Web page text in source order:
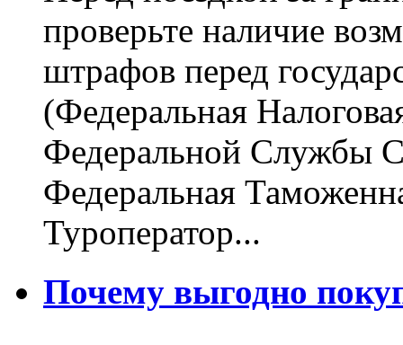
проверьте наличие
штрафов перед
(Федеральная
Федеральной Службы
Федеральная
Туроператор...
Почему выгодно